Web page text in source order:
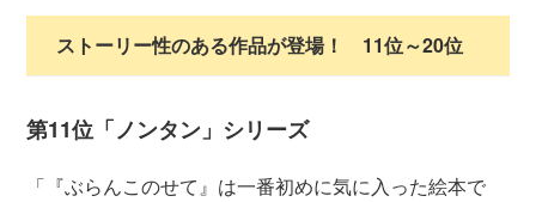
ストーリー性のある作品が登場！ 11位～20位
第11位「ノンタン」シリーズ
「『ぶらんこのせて』は一番初めに気に入った絵本で